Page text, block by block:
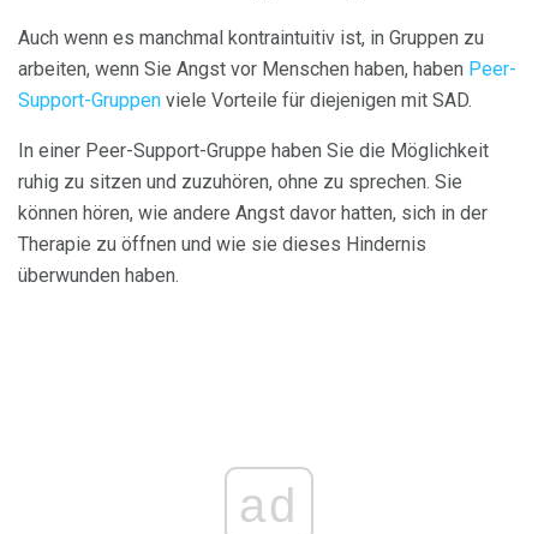
Auch wenn es manchmal kontraintuitiv ist, in Gruppen zu
arbeiten, wenn Sie Angst vor Menschen haben, haben Peer-
Support-Gruppen viele Vorteile für diejenigen mit SAD.
In einer Peer-Support-Gruppe haben Sie die Möglichkeit
ruhig zu sitzen und zuzuhören, ohne zu sprechen. Sie
können hören, wie andere Angst davor hatten, sich in der
Therapie zu öffnen und wie sie dieses Hindernis
überwunden haben.
ad